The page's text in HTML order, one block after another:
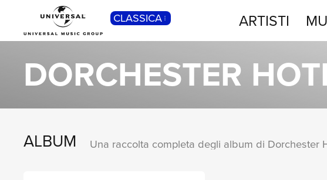
CLASSICA ARTISTI
DORCHESTER
ALBUM
POP
Cantautori, Dance...